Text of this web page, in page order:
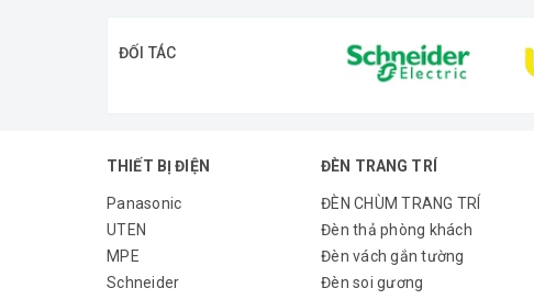
ĐỐI TÁC
THIẾT BỊ ĐIỆN
Panasonic
UTEN
MPE
Schneider
ĐÈN TRANG TRÍ
ĐÈN CHÙM TRANG TRÍ
Đèn thả phòng khách
Đèn vách gắn tường
Đèn soi gương